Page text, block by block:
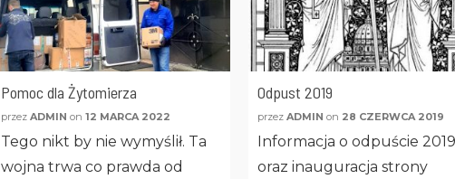
Pomoc dla Żytomierza
przezADMIN on12 MARCA 2022
Tego nikt by nie wymyślił. Ta
wojna trwa co prawda od
Odpust 2019
przezADMIN on 28 CZERWCA 2019
Informacja o odpuście
oraz inauguracja strony